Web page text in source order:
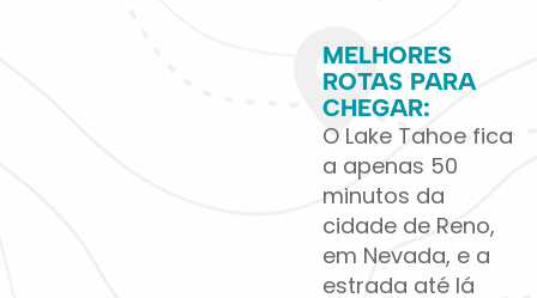
MELHORES
ROTAS PARA
CHEGAR:
O Lake Tahoe fica
a apenas 50
minutos da
cidade de Reno,
em Nevada, e a
estrada até lá